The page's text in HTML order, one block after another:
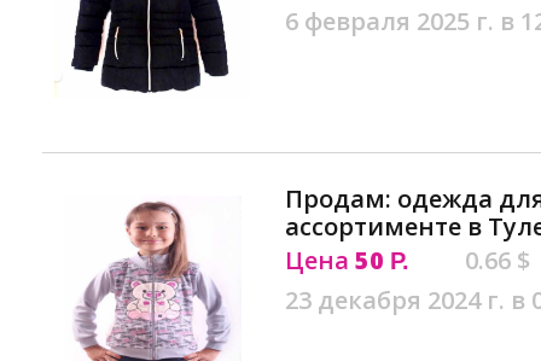
6 февраля 2025 г. в
Продам: одежда
ассортименте в
Цена 50 Р.
0.66 $
23 декабря 2024 г. в